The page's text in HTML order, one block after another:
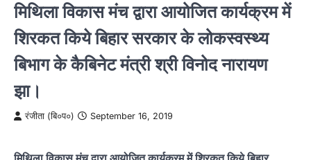
मिथिला विकास मंच द्वारा आयोजित कार्यक्रम में
शिरकत किये बिहार सरकार के लोकस्वस्थ्य
बिभाग के कैबिनेट मंत्री श्री विनोद नारायण
झा।
रंजीता (बि०प०) September 16, 2019